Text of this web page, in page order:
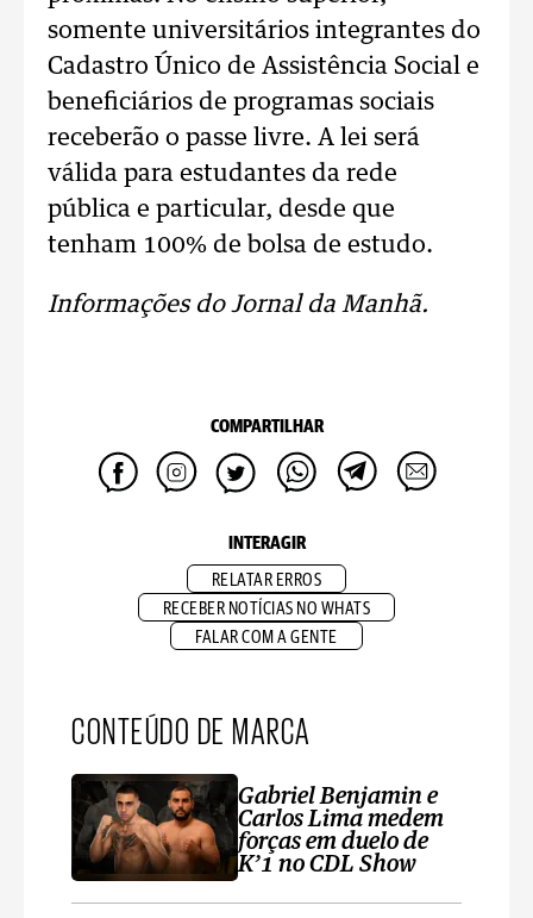
somente universitários integrantes do
Cadastro Único de Assistência Social e
beneficiários de programas sociais
receberão o passe livre. A lei será
válida para estudantes da rede
pública e particular, desde que
tenham 100% de bolsa de estudo.
Informações do Jornal da Manhã.
COMPARTILHAR
INTERAGIR
RELATAR ERROS
RECEBER NOTÍCIAS NO WHATS
FALAR COM A GENTE
CONTEÚDO DE MARCA
Gabriel Benjamin e
Carlos Lima medem
forças em duelo de
K’1 no CDL Show